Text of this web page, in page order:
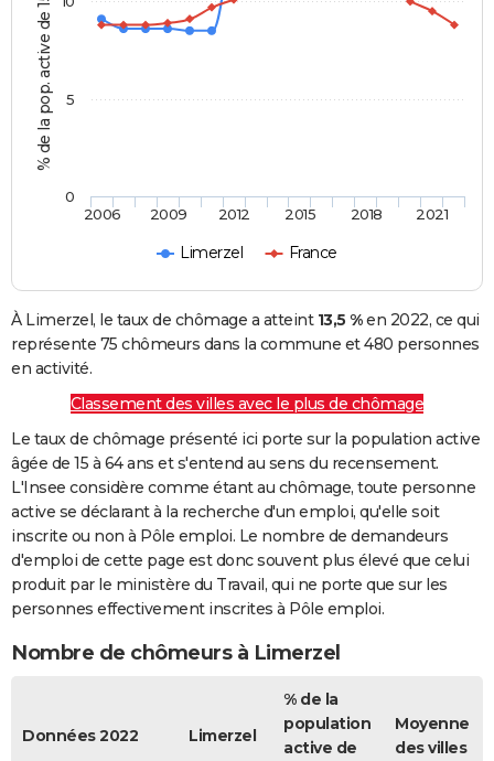
% de la pop. active de 15 - 64 ans
Limerzel France
2006 2009 2012 2015 2018 2021
0
5
À Limerzel, le taux de chômage a atteint 13,5 %en 2022, ce qui
représente 75 chômeurs dans la commune et 480 personnes
en activité.
Classement des villes avec le plus de chômage
Le taux de chômage présenté ici porte sur la population active
âgée de 15 à 64 ans et s'entend au sens du recensement.
L'Insee considère comme étant au chômage, toute personne
active se déclarant à la recherche d'un emploi, qu'elle soit
inscrite ou non à Pôle emploi. Le nombre de demandeurs
d'emploi de cette page est donc souvent plus élevé que celui
produit par le ministère du Travail, qui ne porte que sur les
personnes effectivement inscrites à Pôle emploi.
Nombre de chômeurs à Limerzel
Données 2022 Limerzel
% de la
population
active de
Moyenne
des villes